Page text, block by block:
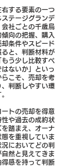
する要素の一つ
テージグランデ
社ごとの千歳烏
向の把握、購入
条件やスピード
と、判断材料が
う少し比較すべ
ないか」といっ
こそ、売却を考
、判断しやすい環
トの売却を得意
性や過去の成約状
踏まえ、オーナ
を重視していま
においてどの判
然と見えてきま
感を持って判断